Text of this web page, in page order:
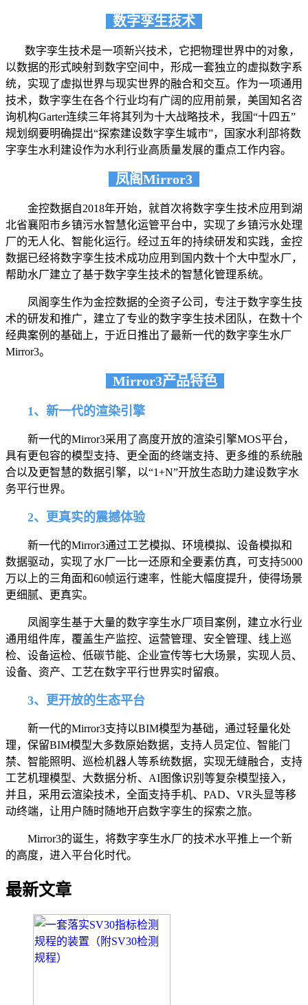
数字孪生技术
数字孪生技术是一项新兴技术，它把物理世界中的对象，
以数据的形式映射到数字空间中，形成一套独立的虚拟数字系
统，实现了虚拟世界与现实世界的融合和交互。作为一项通用
技术，数字孪生在各个行业均有广阔的应用前景，美国知名咨
询机构Garter连续三年将其列为十大战略技术，我国“十四五”
规划纲要明确提出“探索建设数字孪生城市”，国家水利部将数
字孪生水利建设作为水利行业高质量发展的重点工作内容。
凤阁Mirror3
金控数据自2018年开始，就首次将数字孪生技术应用到湖
北省襄阳市乡镇污水智慧化运管平台中，实现了乡镇污水处理
厂的无人化、智能化运行。经过五年的持续研发和实践，金控
数据已经将数字孪生技术成功应用到国内数十个大中型水厂，
帮助水厂建立了基于数字孪生技术的智慧化管理系统。
凤阁孪生作为金控数据的全资子公司，专注于数字孪生技
术的研发和推广，建立了专业的数字孪生技术团队，在数十个
经典案例的基础上，于近日推出了最新一代的数字孪生水厂
Mirror3。
Mirror3产品特色
1、新一代的渲染引擎
新一代的Mirror3采用了高度开放的渲染引擎MOS平台，
具有更包容的模型支持、更全面的终端支持、更多维的系统融
合以及更智慧的数据引擎，以“1+N”开放生态助力建设数字水
务平行世界。
2、更真实的震撼体验
新一代的Mirror3通过工艺模拟、环境模拟、设备模拟和
数据驱动，实现了水厂一比一还原和全要素仿真，可支持5000
万以上的三角面和60帧运行速率，性能大幅度提升，使得场景
更细腻、更真实。
凤阁孪生基于大量的数字孪生水厂项目案例，建立水行业
通用组件库，覆盖生产监控、运营管理、安全管理、线上巡
检、设备运检、低碳节能、企业宣传等七大场景，实现人员、
设备、资产、工艺在数字平行世界实时留痕。
3、更开放的生态平台
新一代的Mirror3支持以BIM模型为基础，通过轻量化处
理，保留BIM模型大多数原始数据，支持人员定位、智能门
禁、智能照明、巡检机器人等系统数据，实现无缝融合，支持
工艺机理模型、大数据分析、AI图像识别等复杂模型接入，
并且，采用云渲染技术，全面支持手机、PAD、VR头显等移
动终端，让用户随时随地开启数字孪生的探索之旅。
Mirror3的诞生，将数字孪生水厂的技术水平推上一个新
的高度，进入平台化时代。
最新文章